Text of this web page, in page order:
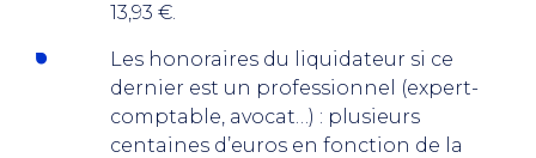
13,93 €.
Les honoraires du liquidateur si ce
dernier est un professionnel (expert-
comptable, avocat…) : plusieurs
centaines d’euros en fonction de la